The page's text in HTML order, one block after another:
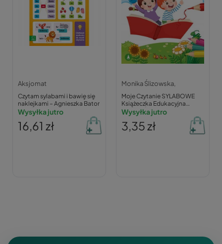
Aksjomat
Czytam sylabami i bawię się
naklejkami – Agnieszka Bator
Wysyłka jutro
16,61 zł
Monika Ślizowska,
Moje Czytanie SYLABOWE
Książeczka Edukacyjna
Monika Ślizowska 6+ Skrzat
Wysyłka jutro
3,35 zł